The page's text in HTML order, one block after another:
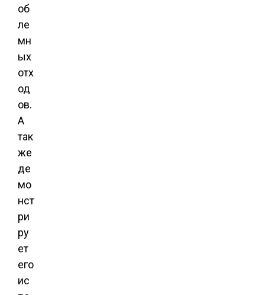
об
ле
мн
ых
отх
од
ов.
А
так
же
де
мо
нст
ри
ру
ет
его
ис